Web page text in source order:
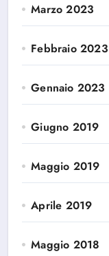
Marzo 2023
Febbraio 2023
Gennaio 2023
Giugno 2019
Maggio 2019
Aprile 2019
Maggio 2018